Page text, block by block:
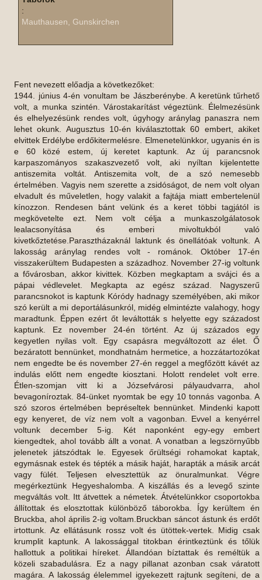
:
Mauthausen, Gunskirchen
Fent nevezett előadja a következőket:
1944. június 4-én vonultam be Jászberénybe. A keretünk tűrhető
volt, a munka szintén. Várostakarítást végeztünk. Élelmezésünk
és elhelyezésünk rendes volt, úgyhogy aránylag panaszra nem
lehet okunk. Augusztus 10-én kiválasztottak 60 embert, akiket
elvittek Erdélybe erdőkitermelésre. Elmenetelünkkor, ugyanis én is
e 60 közé estem, új keretet kaptunk. Az új parancsnok
karpaszományos szakaszvezető volt, aki nyíltan kijelentette
antiszemita voltát. Antiszemita volt, de a szó nemesebb
értelmében. Vagyis nem szerette a zsidóságot, de nem volt olyan
elvadult és műveletlen, hogy valakit a fajtája miatt embertelenül
kínozzon. Rendesen bánt velünk és a keret többi tagjától is
megkövetelte ezt. Nem volt célja a munkaszolgálatosok
lealacsonyítása és emberi mivoltukból való
kivetkőztetése.Parasztházaknál laktunk és önellátóak voltunk. A
lakosság aránylag rendes volt - románok. Október 17-én
visszakerültem Budapesten a századhoz. November 27-ig voltunk
a fővárosban, akkor kivittek. Közben megkaptam a svájci és a
pápai védlevelet. Megkapta az egész század. Nagyszerű
parancsnokot is kaptunk Kóródy hadnagy személyében, aki mikor
szó került a mi deportálásunkról, midég elmintézte valahogy, hogy
maradtunk. Éppen ezért őt leváltották s helyette egy századost
kaptunk. Ez november 24-én történt. Az új százados egy
kegyetlen nyilas volt. Egy csapásra megváltozott az élet. Ő
bezáratott bennünket, mondhatnám hermetice, a hozzátartozókat
nem engedte be és november 27-én reggel a megfőzött kávét az
indulás előtt nem engedte kiosztani. Holott rendelet volt erre.
Étlen-szomjan vitt ki a Józsefvárosi pályaudvarra, ahol
bevagoníroztak. 84-ünket nyomtak be egy 10 tonnás vagonba. A
szó szoros értelmében bepréseltek bennünket. Mindenki kapott
egy kenyeret, de víz nem volt a vagonban. Evvel a kenyérrel
voltunk december 5-ig. Két naponként egy-egy embert
kiengedtek, ahol tovább állt a vonat. A vonatban a legszörnyűbb
jelenetek játszódtak le. Egyesek őrültségi rohamokat kaptak,
egymásnak estek és tépték a másik haját, harapták a másik arcát
vagy fülét. Teljesen elvesztettük az önuralmunkat. Végre
megérkeztünk Hegyeshalomba. A kiszállás és a levegő szinte
megváltás volt. Itt átvettek a németek. Átvételünkkor csoportokba
állítottak és elosztottak különböző táborokba. Így kerültem én
Bruckba, ahol április 2-ig voltam.Bruckban sáncot ástunk és erdőt
irtottunk. Az ellátásunk rossz volt és ütöttek-vertek. Midig csak
krumplit kaptunk. A lakossággal titokban érintkeztünk és tőlük
hallottuk a politikai híreket. Állandóan bíztattak és reméltük a
közeli szabadulásra. Ez a nagy pillanat azonban csak váratott
magára. A lakosság élelemmel igyekezett rajtunk segíteni, de a